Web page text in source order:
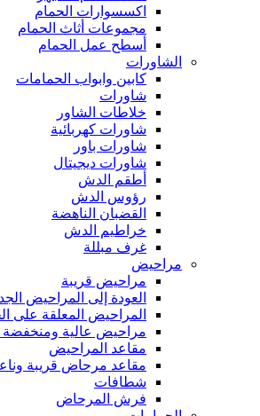
اكسسوارات الحمام
مجموعات أثاث الحمام
أسطح عمل الحمام
الشاورات
كابين وابواب الحمامات
شاورات
خلاطات الشاور
شاورات كهربائية
شاورات باور
شاورات ديجيتال
أطقم الدش
رؤوس الدش
القضبان الناهضة
خراطيم الدش
غرف مبللة
مراحيض
مراحيض قريبة
العودة إلى المراحيض
المراحيض المعلقة على
مراحيض عالية ومنخفضة
مقاعد المراحيض
مقاعد مرحاض قريبة
شطافات
فرش المرحاض